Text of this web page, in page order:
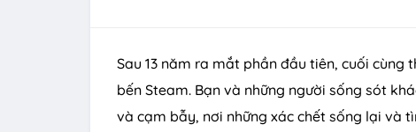
Sau 13 năm ra mắt phần đầu tiên, cuối cùng
bến Steam. Bạn và những người sống sót
và cạm bẫy, nơi những xác chết sống lại và